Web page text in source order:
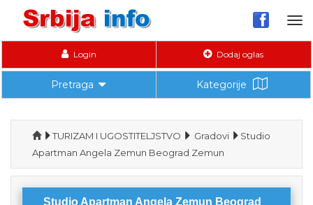
Login Dodaj oglas
Pretraga Kategorije
TURIZAM I UGOSTITELJSTVO Gradovi
Studio
Apartman Angela Zemun Beograd Zemun
Studio Apartman Angela Zemun Beograd